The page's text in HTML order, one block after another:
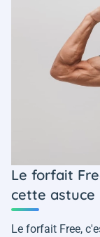
Le forfait
cette astuce
Le forfait Free,